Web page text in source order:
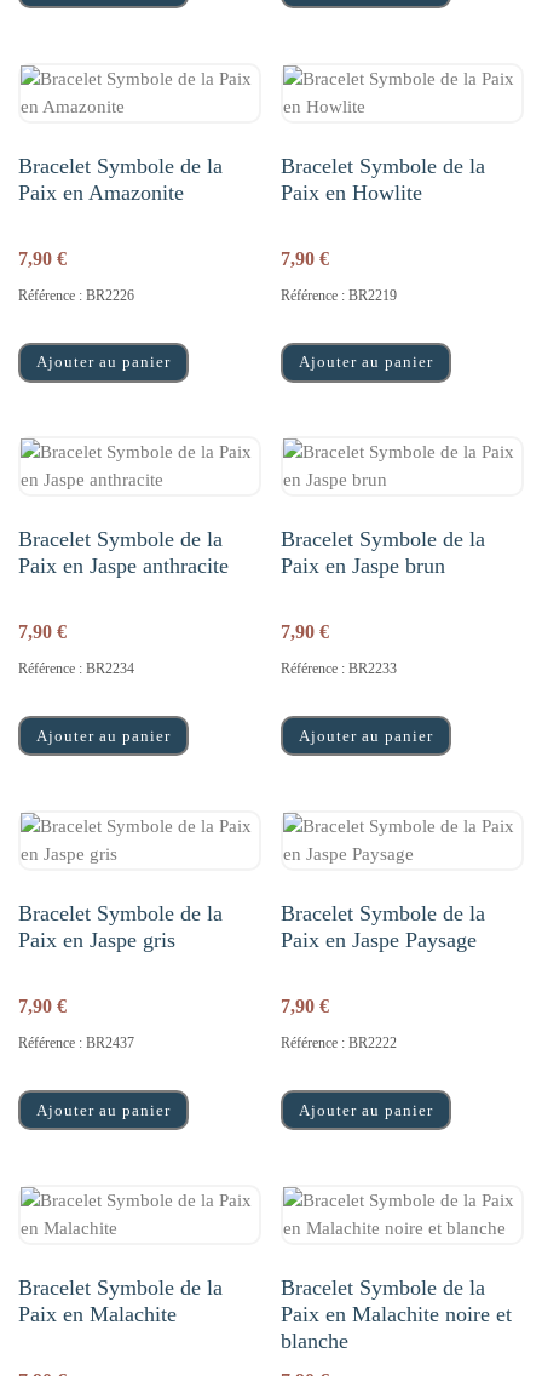
Bracelet Symbole de la
Paix en Amazonite
7,90 €
Référence : BR2226
Ajouter au panier
Bracelet Symbole de la
Paix en Howlite
7,90€
Référence : BR2219
Ajouter au panier
Bracelet Symbole de la
Paix en Jaspe anthracite
7,90 €
Référence : BR2234
Ajouter au panier
Bracelet Symbole de la
Paix en Jaspe brun
7,90€
Référence : BR2233
Ajouter au panier
Bracelet Symbole de la
Paix en Jaspe gris
7,90 €
Référence : BR2437
Ajouter au panier
Bracelet Symbole de la
Paix en Jaspe Paysage
7,90€
Référence : BR2222
Ajouter au panier
Bracelet Symbole de la
Paix en Malachite
Bracelet Symbole de la
Paix en Malachite noire et
blanche